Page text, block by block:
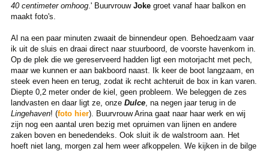
40 centimeter omhoog.' Buurvrouw Jokegroet vanaf haar balkon en
maakt foto's.
Al na een paar minuten zwaait de binnendeur open. Behoedzaam vaar
ik uit de sluis en draai direct naar stuurboord, de voorste havenkom in.
Op de plek die we gereserveerd hadden ligt een motorjacht met pech,
maar we kunnen er aan bakboord naast. Ik keer de boot langzaam, en
steek even heen en terug, zodat ik recht achteruit de box in kan varen.
Diepte 0,2 meter onder de kiel, geen probleem. We beleggen de zes
landvasten en daar ligt ze, onze Dulce, na negen jaar terug in de
Lingehaven! (foto hier). Buurvrouw Arina gaat naar haar werk en wij
zijn nog een aantal uren bezig met opruimen van lijnen en andere
zaken boven en benedendeks. Ook sluit ik de walstroom aan. Het
hoeft niet lang, morgen zal hem weer afkoppelen. We kijken in de bilge